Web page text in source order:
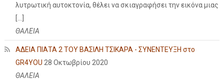
λυτρωτική αυτοκτονία, θέλει να σκιαγραφήσει την εικόνα μιας
ΘΑΛΕΙΑ
ΑΔΕΙΑ ΠΙΑΤΑ 2 ΤΟΥ ΒΑΣΙΛΗ ΤΣΙΚΑΡΑ - ΣΥΝΕΝΤΕΥΞΗ στο
GR4YOU 28 Οκτωβρίου 2020
ΘΑΛΕΙΑ